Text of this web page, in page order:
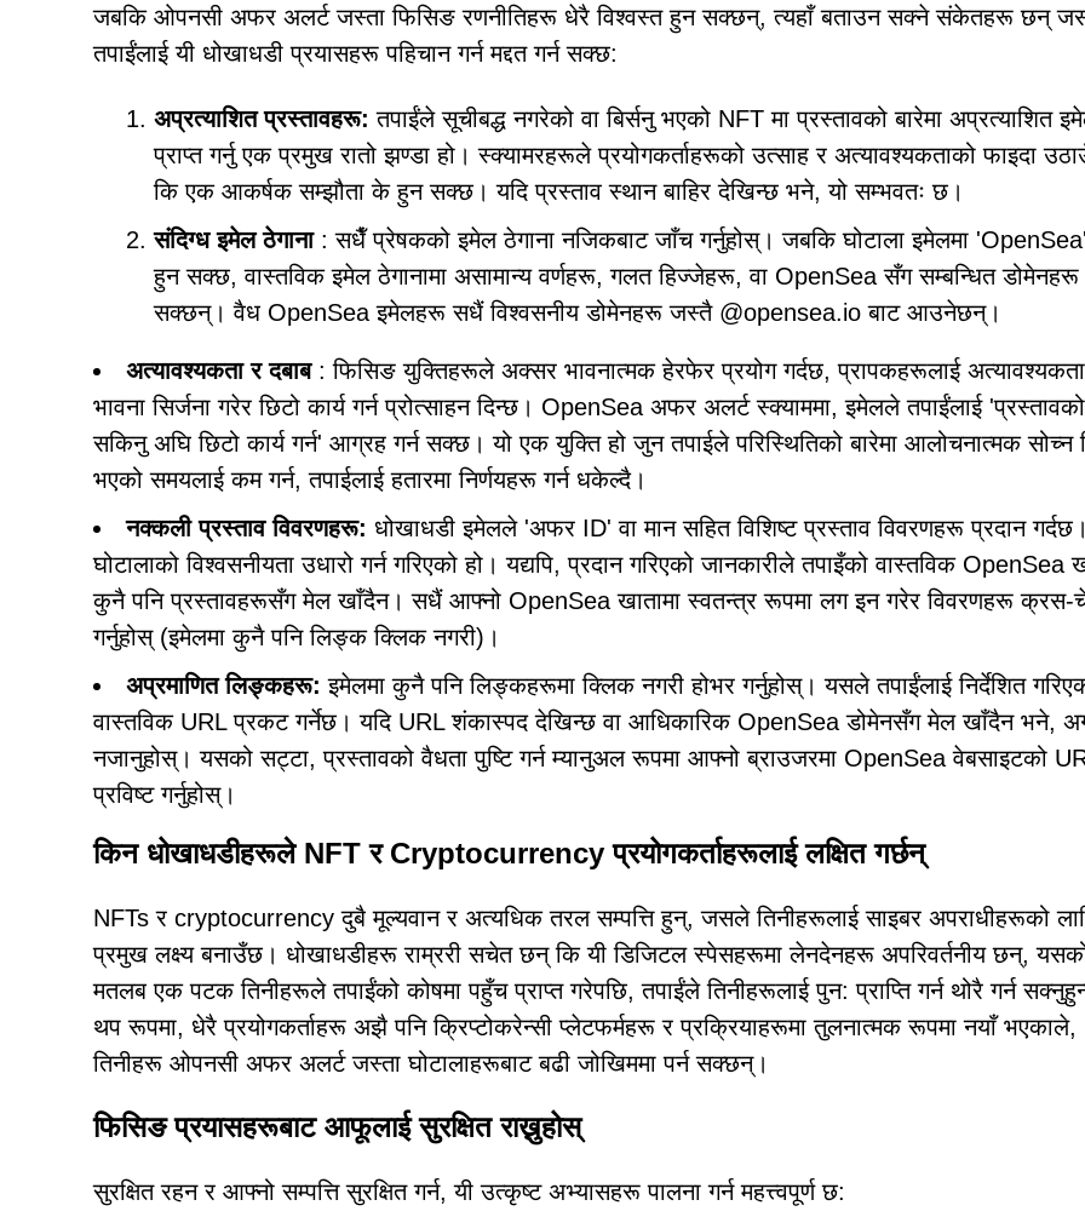
जबकि ओपनसी अफर अलर्ट जस्ता फिसिङ रणनीतिहरू धेरै विश्वस्त हुन सक्छन्, त्यहाँ बताउन सक्ने संकेतहरू छन्
तपाईंलाई यी धोखाधडी प्रयासहरू पहिचान गर्न मद्दत गर्न सक्छ:
अप्रत्याशित प्रस्तावहरू: तपाईंले सूचीबद्ध नगरेको वा बिर्सनु भएको NFT मा प्रस्तावको बारेमा अप्रत्याशित
प्राप्त गर्नु एक प्रमुख रातो झण्डा हो। स्क्यामरहरूले प्रयोगकर्ताहरूको उत्साह र अत्यावश्यकताको फाइदा
कि एक आकर्षक सम्झौता के हुन सक्छ। यदि प्रस्ताव स्थान बाहिर देखिन्छ भने, यो सम्भवतः छ।
संदिग्ध इमेल ठेगाना: सधैँ प्रेषकको इमेल ठेगाना नजिकबाट जाँच गर्नुहोस्। जबकि घोटाला इमेलमा
हुन सक्छ, वास्तविक इमेल ठेगानामा असामान्य वर्णहरू, गलत हिज्जेहरू, वा OpenSea सँग सम्बन्धित
सक्छन्। वैध OpenSea इमेलहरू सधैं विश्वसनीय डोमेनहरू जस्तै @opensea.io बाट आउनेछन्।
अत्यावश्यकता र दबाब: फिसिङ युक्तिहरूले अक्सर भावनात्मक हेरफेर प्रयोग गर्दछ, प्रापकहरूलाई
भावना सिर्जना गरेर छिटो कार्य गर्न प्रोत्साहन दिन्छ। OpenSea अफर अलर्ट स्क्याममा, इमेलले तपाईंलाई
सकिनु अघि छिटो कार्य गर्न' आग्रह गर्न सक्छ। यो एक युक्ति हो जुन तपाईले परिस्थितिको बारेमा आलोचनात्मक सोच्न
भएको समयलाई कम गर्न, तपाईलाई हतारमा निर्णयहरू गर्न धकेल्दै।
नक्कली प्रस्ताव विवरणहरू: धोखाधडी इमेलले 'अफर ID' वा मान सहित विशिष्ट प्रस्ताव विवरणहरू प्रदान
घोटालाको विश्वसनीयता उधारो गर्न गरिएको हो। यद्यपि, प्रदान गरिएको जानकारीले तपाइँको वास्तविक OpenSea
कुनै पनि प्रस्तावहरूसँग मेल खाँदैन। सधैं आफ्नो OpenSea खातामा स्वतन्त्र रूपमा लग इन गरेर विवरणहरू
गर्नुहोस् (इमेलमा कुनै पनि लिङ्क क्लिक नगरी)।
अप्रमाणित लिङ्कहरू: इमेलमा कुनै पनि लिङ्कहरूमा क्लिक नगरी होभर गर्नुहोस्। यसले तपाईंलाई निर्देशित
वास्तविक URL प्रकट गर्नेछ। यदि URL शंकास्पद देखिन्छ वा आधिकारिक OpenSea डोमेनसँग मेल खाँदैन भने,
नजानुहोस्। यसको सट्टा, प्रस्तावको वैधता पुष्टि गर्न म्यानुअल रूपमा आफ्नो ब्राउजरमा OpenSea वेबसाइटको
प्रविष्ट गर्नुहोस्।
किन धोखाधडीहरूले NFT र Cryptocurrency प्रयोगकर्ताहरूलाई लक्षित गर्छन्
NFTs र cryptocurrency दुबै मूल्यवान र अत्यधिक तरल सम्पत्ति हुन्, जसले तिनीहरूलाई साइबर अपराधीहरूको
प्रमुख लक्ष्य बनाउँछ। धोखाधडीहरू राम्ररी सचेत छन् कि यी डिजिटल स्पेसहरूमा लेनदेनहरू अपरिवर्तनीय छन्,
मतलब एक पटक तिनीहरूले तपाईंको कोषमा पहुँच प्राप्त गरेपछि, तपाईंले तिनीहरूलाई पुन: प्राप्ति गर्न थोरै गर्न
थप रूपमा, धेरै प्रयोगकर्ताहरू अझै पनि क्रिप्टोकरेन्सी प्लेटफर्महरू र प्रक्रियाहरूमा तुलनात्मक रूपमा नयाँ भएकाले,
तिनीहरू ओपनसी अफर अलर्ट जस्ता घोटालाहरूबाट बढी जोखिममा पर्न सक्छन्।
फिसिङ प्रयासहरूबाट आफूलाई सुरक्षित राख्नुहोस्
सुरक्षित रहन र आफ्नो सम्पत्ति सुरक्षित गर्न, यी उत्कृष्ट अभ्यासहरू पालना गर्न महत्त्वपूर्ण छ: